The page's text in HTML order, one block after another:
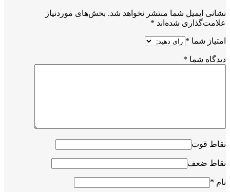
نشانی ایمیل شما منتشر نخواهد شد. بخش‌های موردنیاز
علامت‌گذاری شده‌اند *
امتیاز شما *
دیدگاه شما *
نقاط قوت
نقاط ضعف
نام *